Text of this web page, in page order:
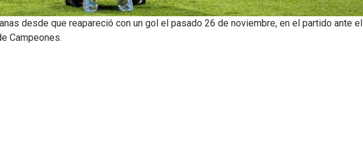
desde que reapareció con un gol el pasado 26 de noviembre, en el partido ante el
Campeones.